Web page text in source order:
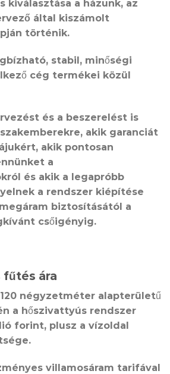
kiválasztása a házunk, az
által kiszámolt
történik.
stabil, minőségi
cég termékei közül
és a beszerelést is
akik garanciát
akik pontosan
a
és akik a legapróbb
a rendszer kiépítése
biztosításától a
csőigényig.
fűtés ára
120 négyzetméter alapterületű
a hőszivattyús rendszer
forint, plusz a vízoldal
villamosáram tarifával